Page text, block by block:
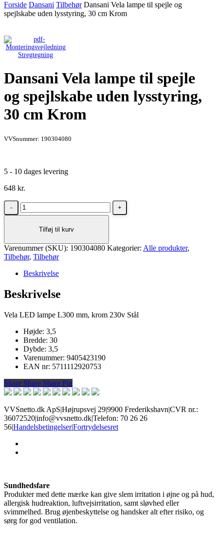
Forside Dansani Tilbehør Dansani Vela lampe til spejle og
spejlskabe uden lysstyring, 30 cm Krom
Stregtegning
Dansani Vela lampe til spejle
og spejlskabe uden lysstyring,
30 cm Krom
VVSnummer: 190304080
5 - 10 dages levering
648 kr.
Dansani
Vela
og
spejlskabe
lysstyring,
cm
Krom
Tilføj til kurv
Varenummer (SKU): 190304080 Kategorier: Alle produkter,
Tilbehør, Tilbehør
Beskrivelse
Beskrivelse
Vela LED lampe L300 mm, krom 230v Stål
Højde: 3,5
Bredde: 30
Dybde: 3,5
Varenummer: 9405423190
EAN nr: 5711112920753
Share
Share Share Share Pin
VVSnetto.dk ApS|Højrupsvej 29|9900 Frederikshavn|CVR nr.:
36072520|info@vvsnetto.dk|Telefon: 70 26 26
56|Handelsbetingelser|Fortrydelsesret
Sundhedsfare
Produkter med dette mærke kan give slem irritation i øjne og på hud,
allergisk hudreaktion, luftvejsirritation, samt sløvhed eller
svimmelhed. Brug øjenbeskyttelse og handsker alt efter risiko, og
sørg for god ventilation.